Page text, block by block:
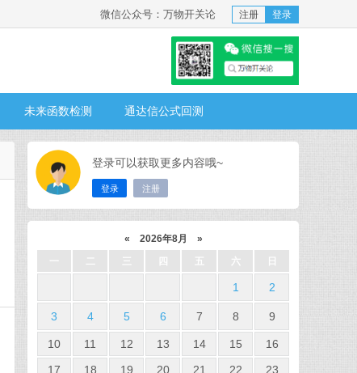
微信公众号：万物开关论 注册 登录
未来函数检测 通达信公式回测
登录可以获取更多内容哦~
登录 注册
« 2026年8月 »
三 四 五 六
1 2
3 4 5 6 7 8 9
10 11 12 13 14 15
16
17
18 19 20 21 22
23